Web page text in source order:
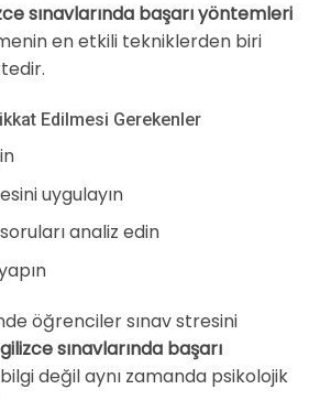
sınavlarında başarı yöntemleri
en etkili tekniklerden biri
Edilmesi Gerekenler
uygulayın
soruları analiz edin
öğrenciler sınav stresini
sınavlarında başarı
değil aynı zamanda psikolojik